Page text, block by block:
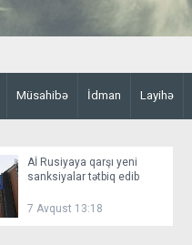
Müsahibə İdman Layihə
Aİ Rusiyaya qarşı yeni
sanksiyalar tətbiq edib
7 Avqust 13:18